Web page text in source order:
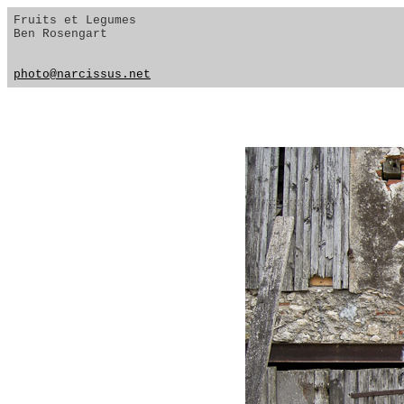
Fruits et Legumes
Ben Rosengart
photo@narcissus.net